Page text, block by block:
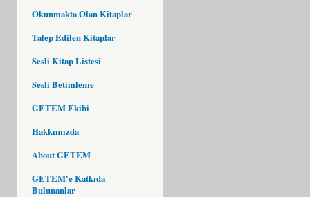
Okunmakta Olan Kitaplar
Talep Edilen Kitaplar
Sesli Kitap Listesi
Sesli Betimleme
GETEM Ekibi
Hakkımızda
About GETEM
GETEM'e Katkıda
Bulunanlar